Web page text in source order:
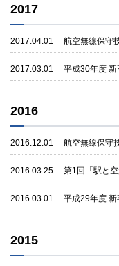
2017
2017.04.01 航空無線保守
2017.03.01 平成30年度
2016
2016.12.01 航空無線保守
2016.03.25 第1回「駅と
2016.03.01 平成29年度
2015